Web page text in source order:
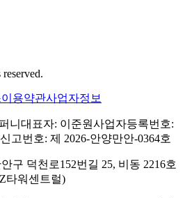
용약관사업자정보
니 대표자: 이준원사업자등록번호:
고번호: 제 2026-안양만안-0364호
구 덕천로152번길 25, 비동 2216호
타워센트럴)